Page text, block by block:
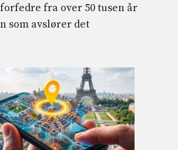
fra over 50 tusen år
som avslører det